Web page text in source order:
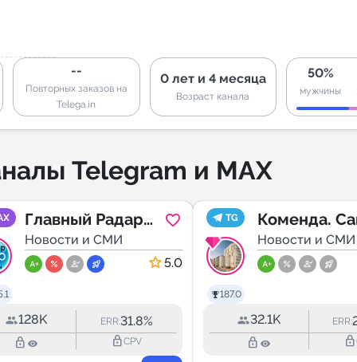
--
Повторных заказов на
Telega.in
0 лет и 4 месяца
Возраст канала
50%
мужчины
Telegram и MAX
Главный Радар
Краснодарского
края и Юга
Новости и СМИ
5.0
128K ERR:31.8%
lock_outline lock_outlineCPV
TG
187.0
Коменда.
Петербург
Новости и СМИ
32.1K ERR:
lock_outline lock_outline